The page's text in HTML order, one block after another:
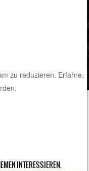
zu reduzieren. Erfahre,
INTERESSIEREN.